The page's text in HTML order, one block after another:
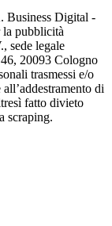
Business Digital -
pubblicità
sede legale
20093 Cologno
trasmessi e/o
di
fatto divieto
scraping.